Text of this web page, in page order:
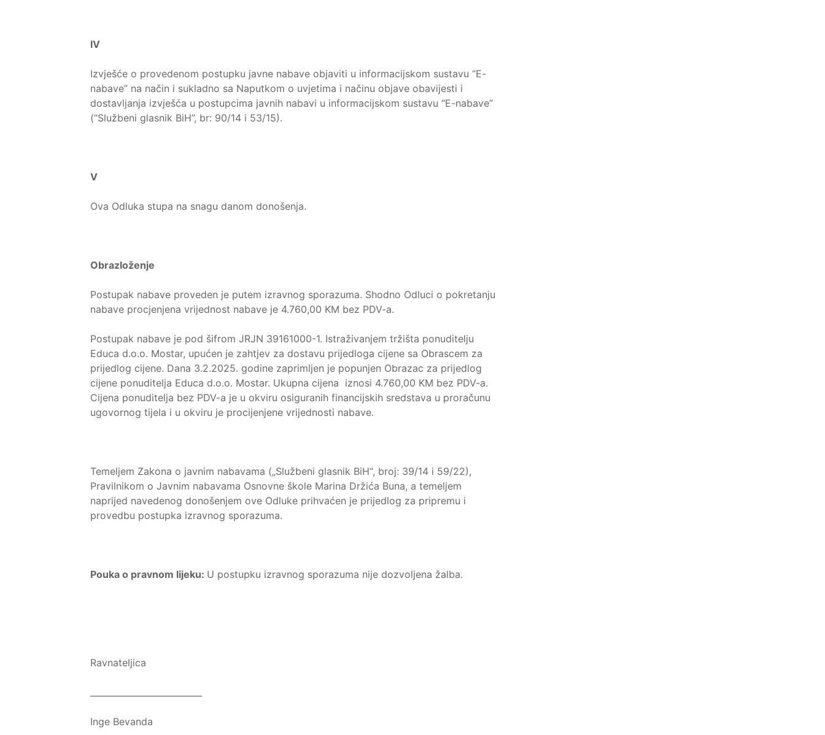
IV
Izvješće o provedenom postupku javne nabave objaviti u informacijskom sustavu “E-
nabave” na način i sukladno sa Naputkom o uvjetima i načinu objave obavijesti i
dostavljanja izvješća u postupcima javnih nabavi u informacijskom sustavu “E-nabave”
(“Službeni glasnik BiH”, br: 90/14 i 53/15).
V
Ova Odluka stupa na snagu danom donošenja.
Obrazloženje
Postupak nabave proveden je putem izravnog sporazuma. Shodno Odluci o pokretanju
nabave procjenjena vrijednost nabave je 4.760,00 KM bez PDV-a.
Postupak nabave je pod šifrom JRJN 39161000-1. Istraživanjem tržišta ponuditelju
Educa d.o.o. Mostar, upućen je zahtjev za dostavu prijedloga cijene sa Obrascem za
prijedlog cijene. Dana 3.2.2025. godine zaprimljen je popunjen Obrazac za prijedlog
cijene ponuditelja Educa d.o.o. Mostar. Ukupna cijena iznosi 4.760,00 KM bez PDV-a.
Cijena ponuditelja bez PDV-a je u okviru osiguranih financijskih sredstava u proračunu
ugovornog tijela i u okviru je procijenjene vrijednosti nabave.
Temeljem Zakona o javnim nabavama („Službeni glasnik BiH“, broj: 39/14 i 59/22),
Pravilnikom o Javnim nabavama Osnovne škole Marina Držića Buna, a temeljem
naprijed navedenog donošenjem ove Odluke prihvaćen je prijedlog za pripremu i
provedbu postupka izravnog sporazuma.
Pouka o pravnom lijeku: U postupku izravnog sporazuma nije dozvoljena žalba.
Ravnateljica
Inge Bevanda